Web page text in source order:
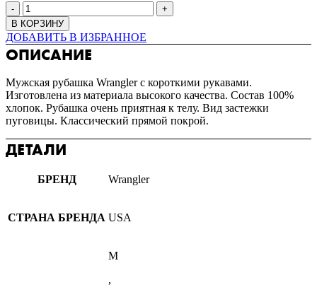
В КОРЗИНУ
ДОБАВИТЬ В ИЗБРАННОЕ
ОПИСАНИЕ
Мужская рубашка Wrangler с короткими рукавами.
Изготовлена из материала высокого качества. Состав 100%
хлопок. Рубашка очень приятная к телу. Вид застежки
пуговицы. Классический прямой покрой.
ДЕТАЛИ
БРЕНД Wrangler
СТРАНА БРЕНДА USA
M
,